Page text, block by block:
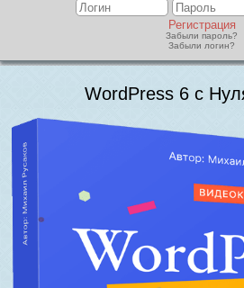
Регистрация
Забыли пароль?
Забыли логин?
WordPress 6 с